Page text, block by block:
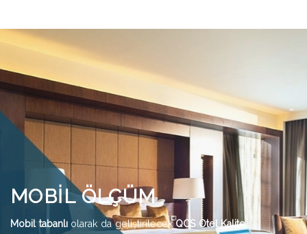
MOBİL ÖLÇÜM
Mobil tabanlıolarak da geliştirilecekQCS Otel Kalite